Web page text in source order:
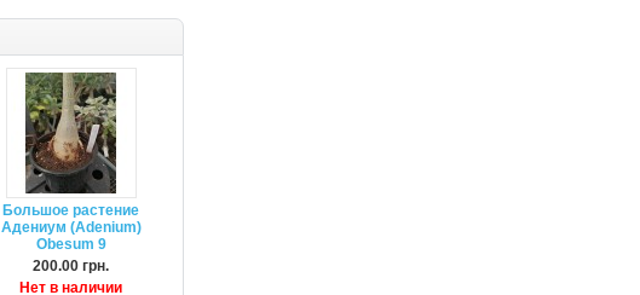
Большое растение
Адениум (Adenium)
Obesum 9
200.00 грн.
Нет в наличии